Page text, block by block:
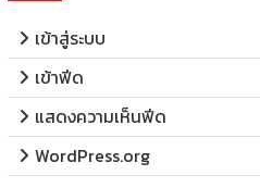
เข้าสู่ระบบ
เข้าฟีด
แสดงความเห็นฟีด
WordPress.org